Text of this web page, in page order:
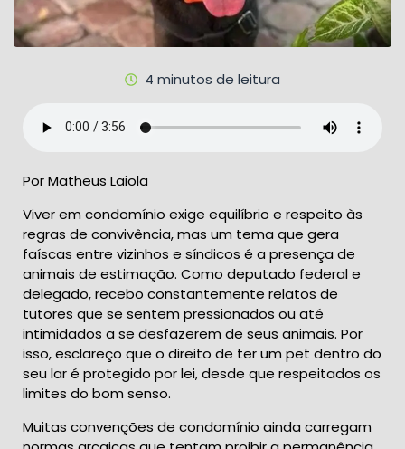
4 minutos de leitura
Por Matheus Laiola
Viver em condomínio exige equilíbrio e respeito às
regras de convivência, mas um tema que gera
faíscas entre vizinhos e síndicos é a presença de
animais de estimação. Como deputado federal e
delegado, recebo constantemente relatos de
tutores que se sentem pressionados ou até
intimidados a se desfazerem de seus animais. Por
isso, esclareço que o direito de ter um pet dentro do
seu lar é protegido por lei, desde que respeitados os
limites do bom senso.
Muitas convenções de condomínio ainda carregam